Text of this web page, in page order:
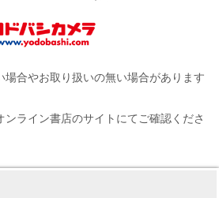
合やお取り扱いの無い場合があります
ライン書店のサイトにてご確認くださ